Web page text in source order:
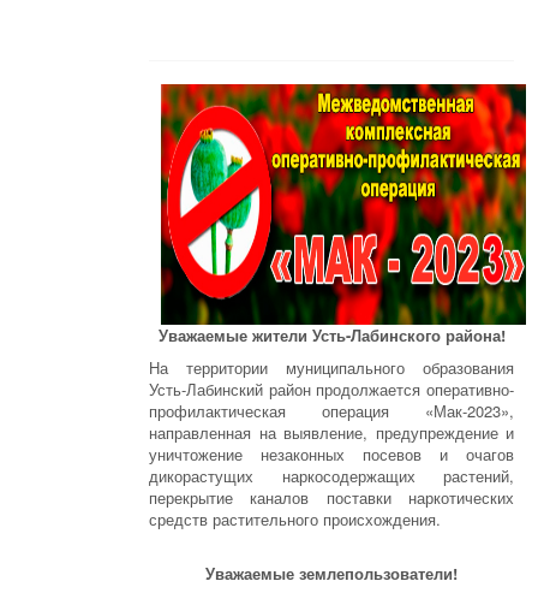
Уважаемые жители Усть-Лабинского района!
На территории муниципального образования
Усть-Лабинский район продолжается оперативно-
профилактическая операция «Мак-2023»,
направленная на выявление, предупреждение и
уничтожение незаконных посевов и очагов
дикорастущих наркосодержащих растений,
перекрытие каналов поставки наркотических
средств растительного происхождения.
Уважаемые землепользователи!